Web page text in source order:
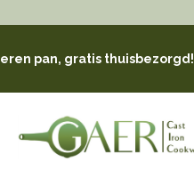
pan, gratis thuisbezorgd!